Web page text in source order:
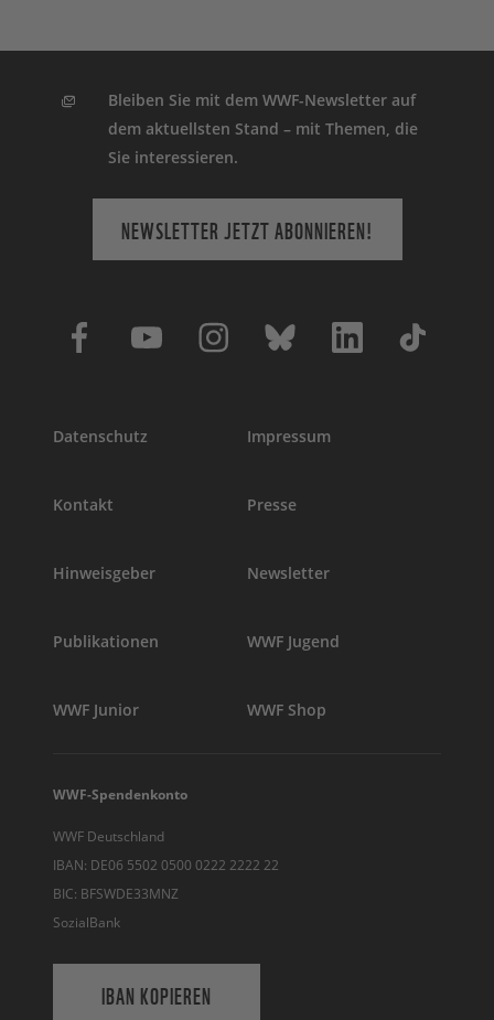
Bleiben Sie mit dem WWF-Newsletter auf
dem aktuellsten Stand – mit Themen, die
Sie interessieren.
NEWSLETTER JETZT ABONNIEREN!
Datenschutz Impressum
Kontakt Presse
Hinweisgeber Newsletter
Publikationen WWF Jugend
WWF Junior WWF Shop
WWF-Spendenkonto
WWF Deutschland
IBAN: DE06 5502 0500 0222 2222 22
BIC: BFSWDE33MNZ
SozialBank
IBAN KOPIEREN